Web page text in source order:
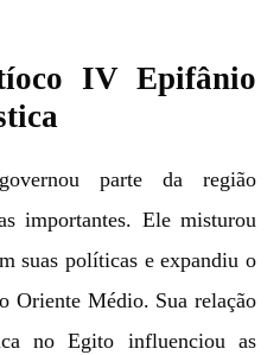
IV Epifânio
parte da região
importantes. Ele misturou
suas políticas e expandiu o
Oriente Médio. Sua relação
no Egito influenciou as